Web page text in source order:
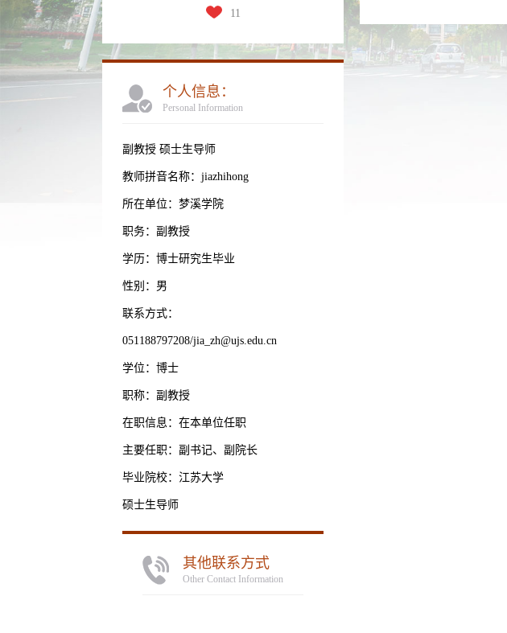
11
个人信息：
Personal Information
副教授 硕士生导师
教师拼音名称：jiazhihong
所在单位：梦溪学院
职务：副教授
学历：博士研究生毕业
性别：男
联系方式：
051188797208/jia_zh@ujs.edu.cn
学位：博士
职称：副教授
在职信息：在本单位任职
主要任职：副书记、副院长
毕业院校：江苏大学
硕士生导师
其他联系方式
Other Contact Information